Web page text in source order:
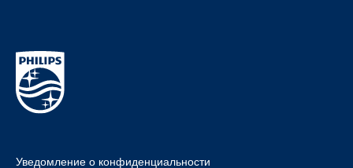
Уведомление о конфиденциальности